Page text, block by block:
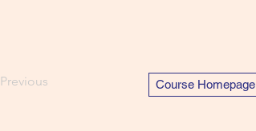
Previous Course Homepage